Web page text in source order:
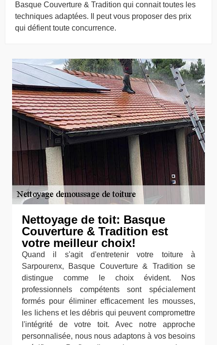
Basque Couverture & Tradition qui connait toutes les
techniques adaptées. Il peut vous proposer des prix
qui défient toute concurrence.
Nettoyage de toit: Basque
Couverture & Tradition est
votre meilleur choix!
Quand il s'agit d'entretenir votre toiture à
Sarpourenx, Basque Couverture & Tradition se
distingue comme le choix évident. Nos
professionnels compétents sont spécialement
formés pour éliminer efficacement les mousses,
les lichens et les débris qui peuvent compromettre
l'intégrité de votre toit. Avec notre approche
personnalisée, nous nous adaptons à vos besoins